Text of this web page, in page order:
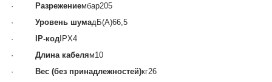
·
Разрежениембар205
·
Уровень шумадБ(А)66,5
·
IP-код IPX4
·
Длина кабелям10
·
Вес (без принадлежностей)кг26